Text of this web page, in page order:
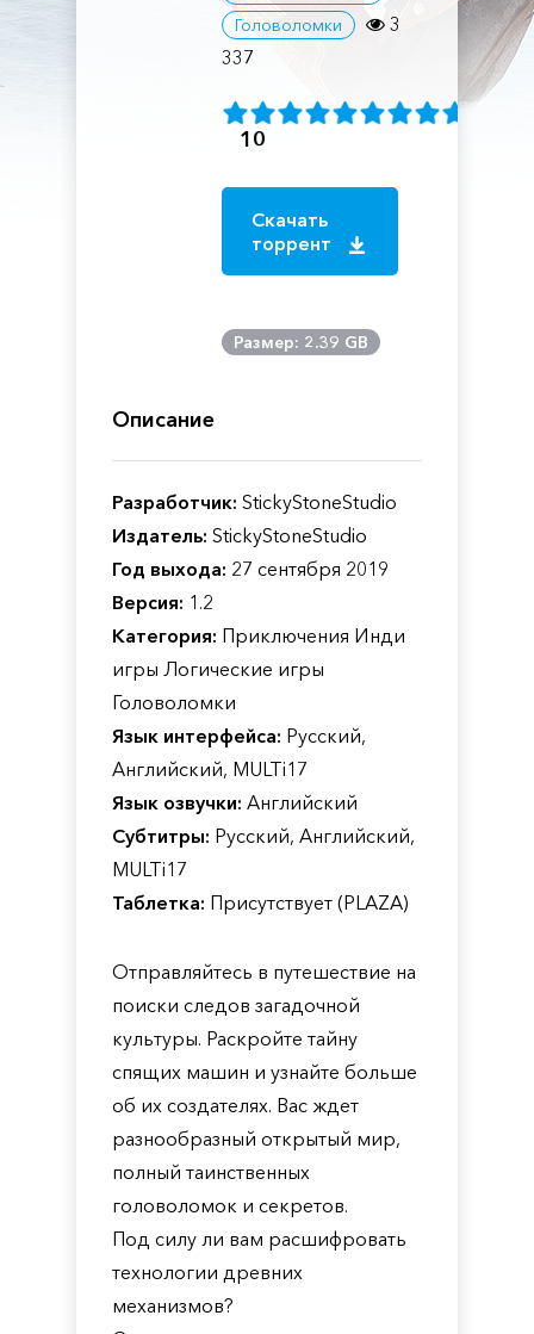
Головоломки
3
337
10
Скачать
торрент
Размер: 2.39 GB
Описание
Разработчик: StickyStoneStudio
Издатель: StickyStoneStudio
Год выхода: 27 сентября 2019
Версия: 1.2
Категория: Приключения Инди
игры Логические игры
Головоломки
Язык интерфейса: Русский,
Английский, MULTi17
Язык озвучки: Английский
Субтитры: Русский, Английский,
MULTi17
Таблетка: Присутствует (PLAZA)
Отправляйтесь в путешествие на
поиски следов загадочной
культуры. Раскройте тайну
спящих машин и узнайте больше
об их создателях. Вас ждет
разнообразный открытый мир,
полный таинственных
головоломок и секретов.
Под силу ли вам расшифровать
технологии древних
механизмов?